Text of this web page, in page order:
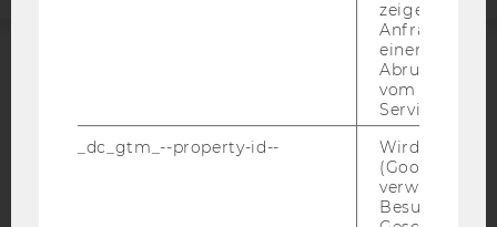
EQUIS AACSB
zeigen Opt-
Anfrage im
einen Fehler
Abrufen
vom AMP
Service an.
_dc_gtm_--property-id--
Wird von
(Google Tag
verwendet,
Besucher